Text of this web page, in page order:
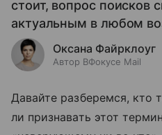
стоит, вопрос поисков
актуальным в любом
Оксана Файрклоуг
Автор ВФокусе Mail
Давайте разберемся, кто
ли признавать этот